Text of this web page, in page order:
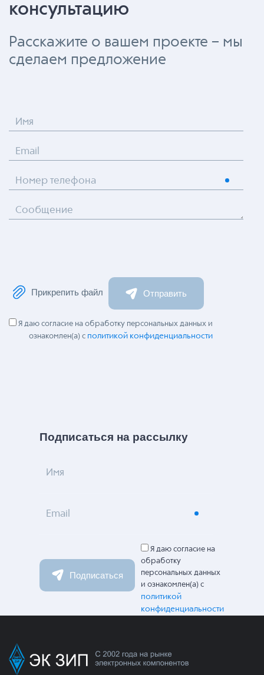
консультацию
Расскажите о вашем проекте – мы
сделаем предложение
Имя
Email
Номер телефона
Сообщение
Прикрепить файл Отправить
Я даю согласие на обработку персональных данных и
ознакомлен(а) с политикой конфиденциальности
Подписаться на рассылку
Имя
Email
Подписаться
Я даю согласие на
обработку
персональных данных
и ознакомлен(а) с
политикой
конфиденциальности